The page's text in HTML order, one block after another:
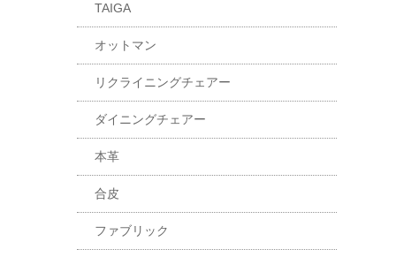
TAIGA
オットマン
リクライニングチェアー
ダイニングチェアー
本革
合皮
ファブリック